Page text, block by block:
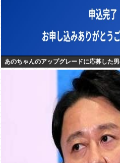
あのちゃんのアップグレードに応募した